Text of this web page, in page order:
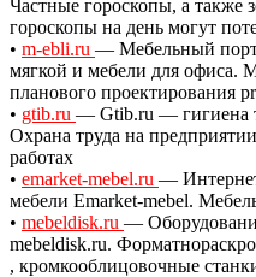
Частные гороскопы, а также
гороскопы на день могут
• m-ebli.ru — Мебельный
мягкой и мебели для офиса.
планового проектирования
• gtib.ru — Gtib.ru — гигиена
Охрана труда на
работах
• emarket-mebel.ru —
мебели Emarket-mebel.
• mebeldisk.ru —
mebeldisk.ru.
, кромкооблицовочные